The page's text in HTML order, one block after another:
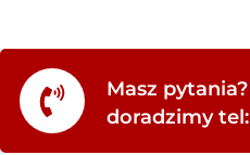
Masz
doradzimy